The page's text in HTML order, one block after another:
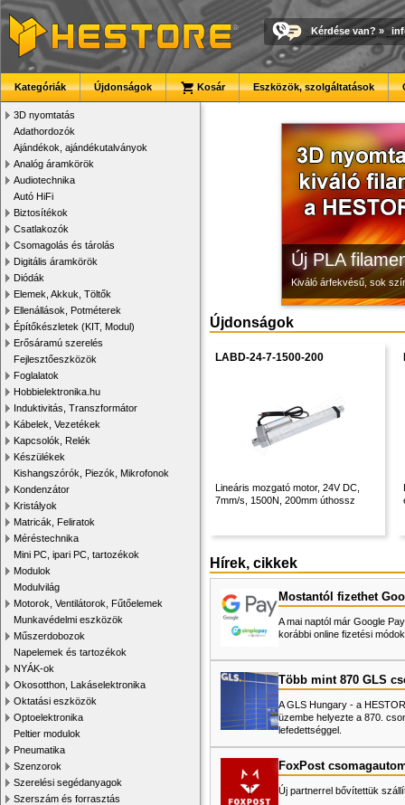
Kérdése van? »
Kategóriák Újdonságok Kosár Eszközök, szolgáltatások
3D nyomtatás
Adathordozók
Ajándékok, ajándékutalványok
Analóg áramkörök
Audiotechnika
Autó HiFi
Biztosítékok
Csatlakozók
Csomagolás és tárolás
Digitális áramkörök
Diódák
Elemek, Akkuk, Töltők
Ellenállások, Potméterek
Építőkészletek (KIT, Modul)
Erősáramú szerelés
Fejlesztőeszközök
Foglalatok
Hobbielektronika.hu
Induktivitás, Transzformátor
Kábelek, Vezetékek
Kapcsolók, Relék
Készülékek
Kishangszórók, Piezók, Mikrofonok
Kondenzátor
Kristályok
Matricák, Feliratok
Méréstechnika
Mini PC, ipari PC, tartozékok
Modulok
Modulvilág
Motorok, Ventilátorok, Fűtőelemek
Munkavédelmi eszközök
Műszerdobozok
Napelemek és tartozékok
NYÁK-ok
Okosotthon, Lakáselektronika
Oktatási eszközök
Optoelektronika
Peltier modulok
Pneumatika
Szenzorok
Szerelési segédanyagok
Szerszám és forrasztás
Új PLA
Kiváló árfekvésű, sok
Megbízható
Modulvilág
3D nyomtató
Újdonságok
LABD-24-7-1500-200
Lineáris mozgató motor, 24V DC,
7mm/s, 1500N, 200mm úthossz
Hírek, cikkek
Mostantól fizethet
A mai naptól már Google
korábbi online fizetési
Több mint 870 GLS
A GLS Hungary - a
üzembe helyezte a 870.
lefedettséggel.
FoxPost
Új partnerrel bővítettük